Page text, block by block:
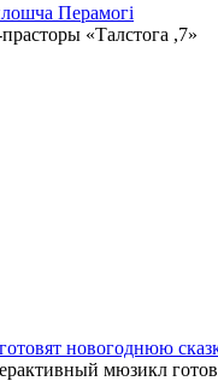
Перамогі
«Талстога ,7»
новогоднюю
мюзикл